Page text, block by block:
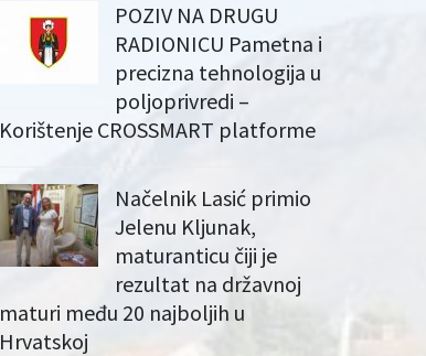
POZIV NA DRUGU
RADIONICU Pametna i
precizna tehnologija u
poljoprivredi –
Korištenje CROSSMART platforme
Načelnik Lasić primio
Jelenu Kljunak,
maturanticu čiji je
rezultat na državnoj
maturi među 20 najboljih u
Hrvatskoj